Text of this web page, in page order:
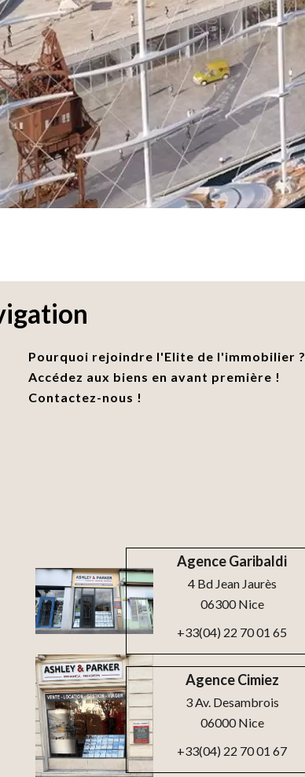
Pourquoi rejoindre l'Elite de l'immobilier ?
Accédez aux biens en avant première !
Contactez-nous !
Agence Cimiez
3 Av. Desambrois
06000 Nice
+33(04) 22 70 01 67
Agence Garibaldi
4 Bd Jean Jaurès
06300 Nice
+33(04) 22 70 01 65